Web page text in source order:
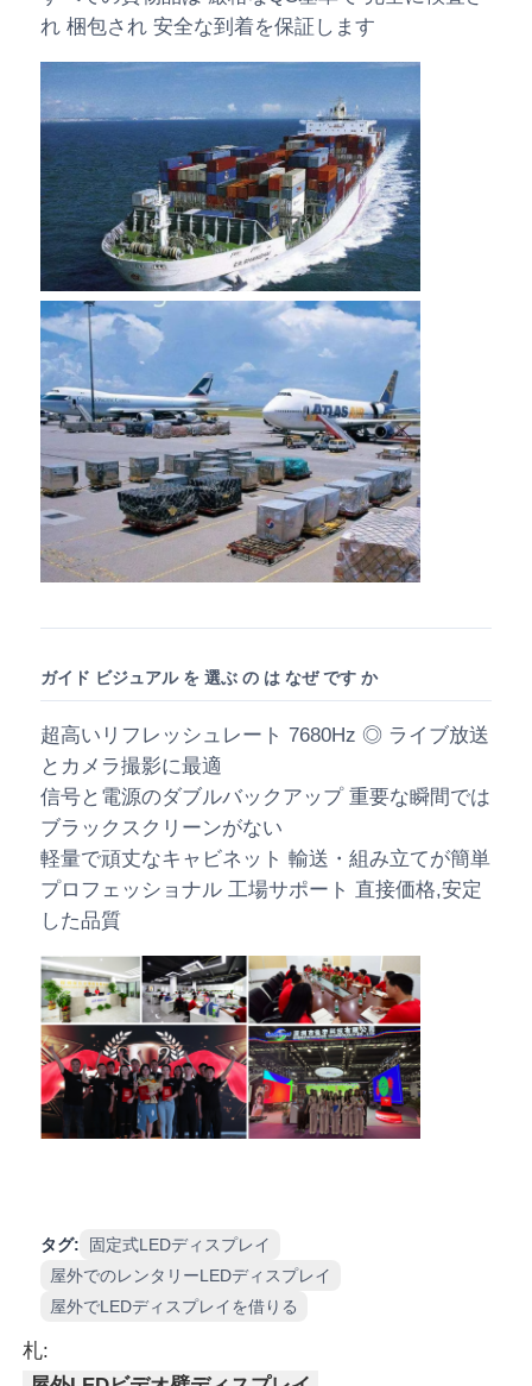
れ 梱包され 安全な到着を保証します
ガイド ビジュアル を 選ぶ の は なぜ です か
超高いリフレッシュレート 7680Hz ◎ ライブ放送
とカメラ撮影に最適
信号と電源のダブルバックアップ 重要な瞬間では
ブラックスクリーンがない
軽量で頑丈なキャビネット 輸送・組み立てが簡単
プロフェッショナル 工場サポート 直接価格,安定
した品質
タグ:
固定式LEDディスプレイ
屋外でのレンタリーLEDディスプレイ
屋外でLEDディスプレイを借りる
札: